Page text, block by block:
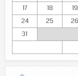
17
18 19
24
25 26
31